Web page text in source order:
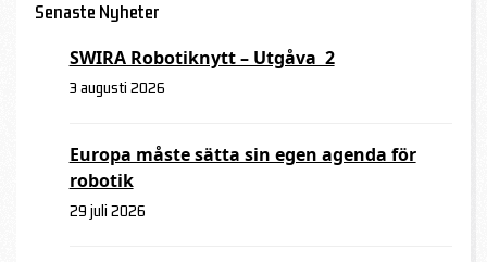
Senaste Nyheter
SWIRA Robotiknytt – Utgåva 2
3 augusti 2026
Europa måste sätta sin egen agenda för
robotik
29 juli 2026